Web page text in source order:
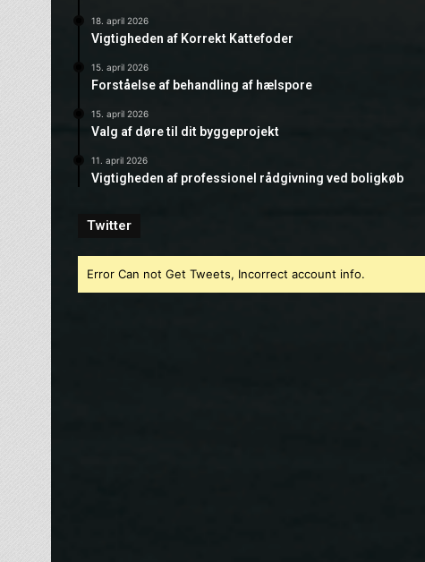
18. april 2026
Vigtigheden af Korrekt Kattefoder
15. april 2026
Forståelse af behandling af hælspore
15. april 2026
Valg af døre til dit byggeprojekt
11. april 2026
Vigtigheden af professionel rådgivning ved boligkøb
Twitter
Error Can not Get Tweets, Incorrect account info.